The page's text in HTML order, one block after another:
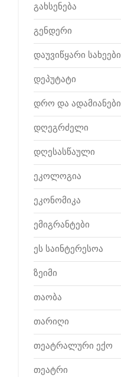
გახსენება
გენდერი
დაუვიწყარი სახეები
დეპუტატი
დრო და ადამიანები
დღეგრძელი
დღესასწაული
ეკოლოგია
ეკონომიკა
ემიგრანტები
ეს საინტერესოა
ზეიმი
თაობა
თარიღი
თეატრალური ექო
თეატრი